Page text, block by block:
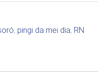
, pingi da mei dia, RN